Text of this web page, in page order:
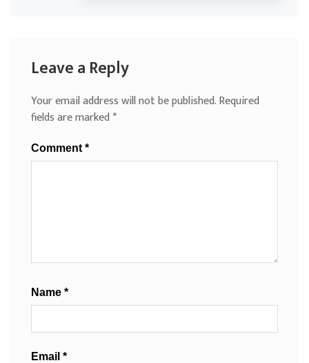
Leave a Reply
Your email address will not be published.Required
fields are marked*
Comment *
Name *
Email *